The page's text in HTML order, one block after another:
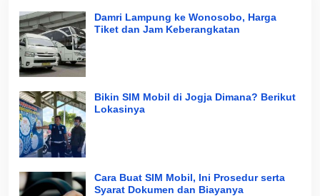
Damri Lampung ke Wonosobo, Harga
Tiket dan Jam Keberangkatan
Bikin SIM Mobil di Jogja Dimana? Berikut
Lokasinya
Cara Buat SIM Mobil, Ini Prosedur serta
Syarat Dokumen dan Biayanya